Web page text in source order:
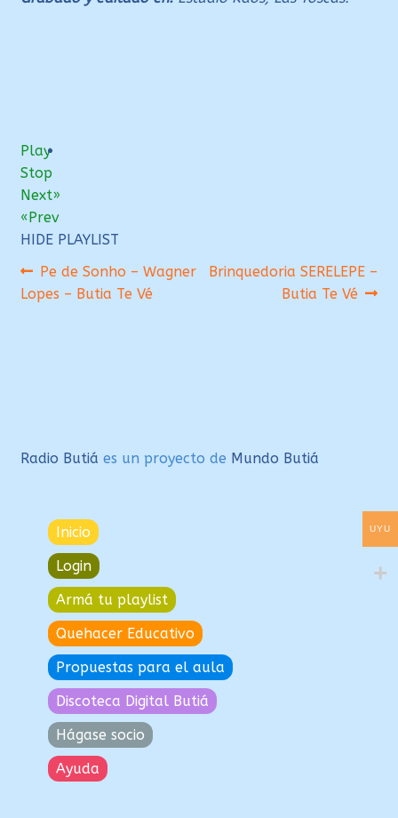
Play
Stop
Next»
«Prev
HIDE PLAYLIST
Navegación
de
Anterior:
Pe de Sonho – Wagner
Lopes – Butia Te Vé
Siguiente:
Brinquedoria SERELEPE –
Butia Te Vé
Radio Butiá es un proyecto de Mundo Butiá
Inicio
Login
Armá tu playlist
Quehacer Educativo
Propuestas para el aula
Discoteca Digital Butiá
Hágase socio
Ayuda
UYU